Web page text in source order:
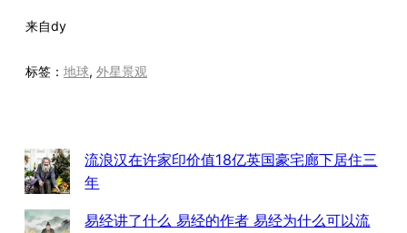
来自dy
标签： 地球, 外星景观
流浪汉在许家印价值18亿英国豪宅廊下居住三
年
易经讲了什么 易经的作者 易经为什么可以流